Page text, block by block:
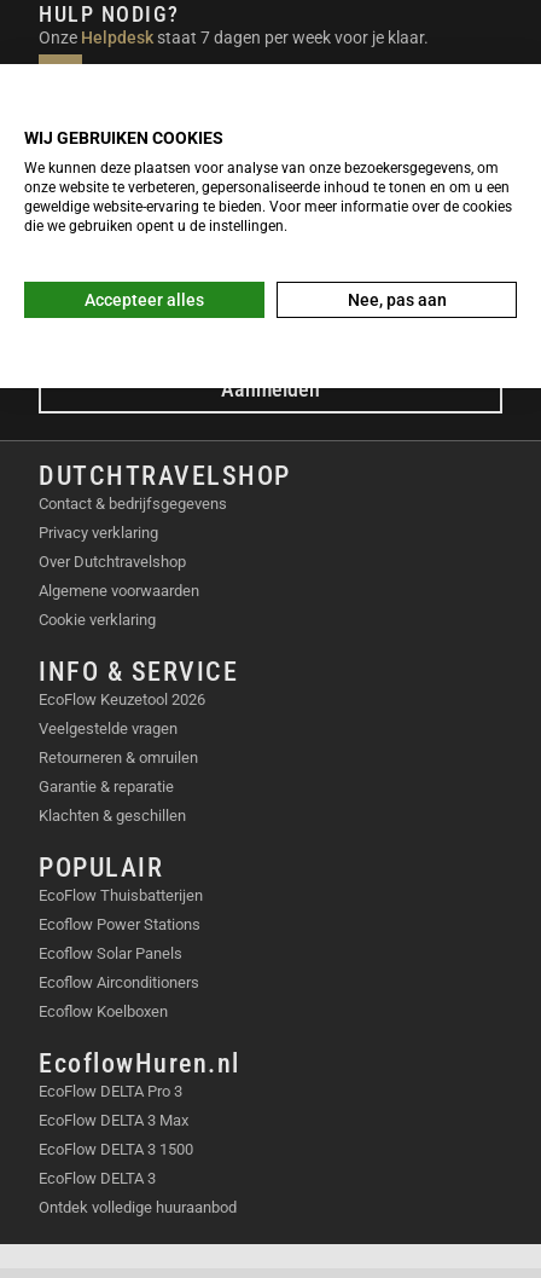
HULP NODIG?
Onze Helpdesk staat 7 dagen per week voor je klaar.
beantwoorden.
NIEUWSBRIEF
Meld je nu gratis aan voor de DTS-Nieuwsbrief en ontvang het
E-mailadres
Aanmelden
DUTCHTRAVELSHOP
Contact & bedrijfsgegevens
Privacy verklaring
Over Dutchtravelshop
Algemene voorwaarden
Cookie verklaring
INFO & SERVICE
EcoFlow Keuzetool 2026
Veelgestelde vragen
Retourneren & omruilen
Garantie & reparatie
Klachten & geschillen
POPULAIR
EcoFlow Thuisbatterijen
Ecoflow Power Stations
Ecoflow Solar Panels
Ecoflow Airconditioners
Ecoflow Koelboxen
EcoflowHuren.nl
EcoFlow DELTA Pro 3
EcoFlow DELTA 3 Max
EcoFlow DELTA 3 1500
EcoFlow DELTA 3
Ontdek volledige huuraanbod
WIJ GEBRUIKEN COOKIES
We kunnen deze plaatsen voor analyse van onze bezoekersgegevens, om
onze website te verbeteren, gepersonaliseerde inhoud te tonen en om u een
geweldige website-ervaring te bieden. Voor meer informatie over de cookies
die we gebruiken opent u de instellingen.
Accepteer alles Nee, pas aan